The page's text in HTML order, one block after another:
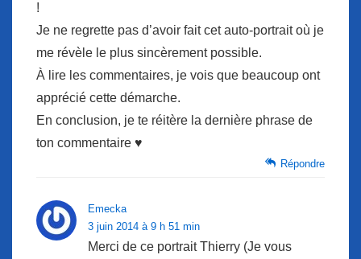
!
Je ne regrette pas d’avoir fait cet auto-portrait où je
me révèle le plus sincèrement possible.
À lire les commentaires, je vois que beaucoup ont
apprécié cette démarche.
En conclusion, je te réitère la dernière phrase de
ton commentaire ♥
Répondre
Emecka
3 juin 2014 à 9 h 51 min
Merci de ce portrait Thierry (Je vous